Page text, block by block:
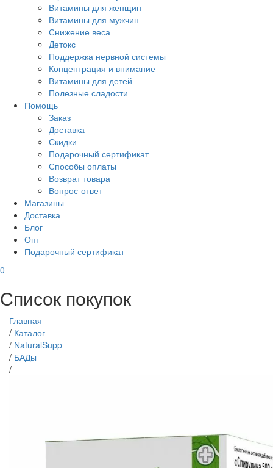
Витамины для женщин
Витамины для мужчин
Снижение веса
Детокс
Поддержка нервной системы
Концентрация и внимание
Витамины для детей
Полезные сладости
Помощь
Заказ
Доставка
Скидки
Подарочный сертификат
Способы оплаты
Возврат товара
Вопрос-ответ
Магазины
Доставка
Блог
Опт
Подарочный сертификат
0
Список покупок
Главная
/ Каталог
/ NaturalSupp
/ БАДы
/